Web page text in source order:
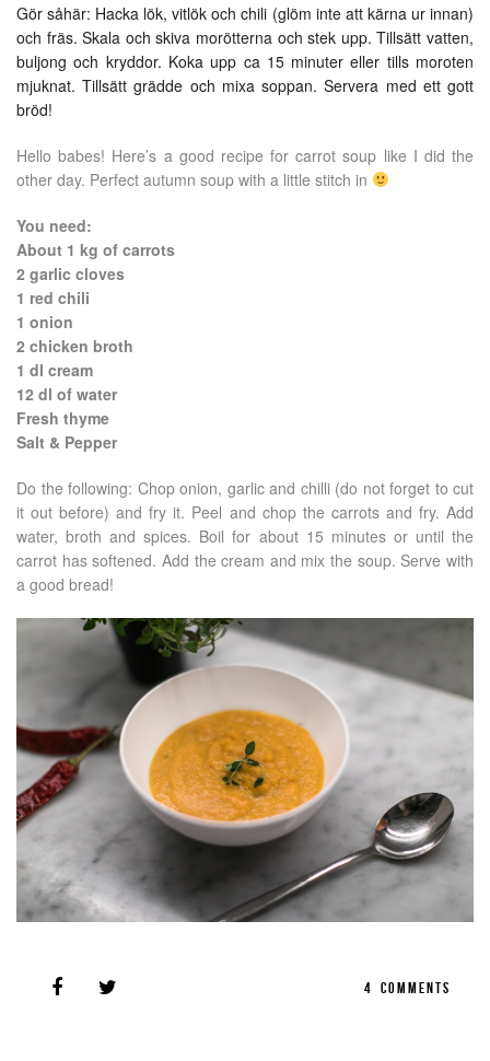
Gör såhär: Hacka lök, vitlök och chili (glöm inte att kärna ur innan)
och fräs. Skala och skiva morötterna och stek upp. Tillsätt vatten,
buljong och kryddor. Koka upp ca 15 minuter eller tills moroten
mjuknat. Tillsätt grädde och mixa soppan. Servera med ett gott
bröd!
Hello babes! Here’s a good recipe for carrot soup like I did the
other day. Perfect autumn soup with a little stitch in
You need:
About 1 kg of carrots
2 garlic cloves
1 red chili
1 onion
2 chicken broth
1 dl cream
12 dl of water
Fresh thyme
Salt & Pepper
Do the following: Chop onion, garlic and chilli (do not forget to cut
it out before) and fry it. Peel and chop the carrots and fry. Add
water, broth and spices. Boil for about 15 minutes or until the
carrot has softened. Add the cream and mix the soup. Serve with
a good bread!
4 COMMENTS